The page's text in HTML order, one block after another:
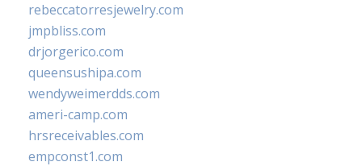
rebeccatorresjewelry.com
jmpbliss.com
drjorgerico.com
queensushipa.com
wendyweimerdds.com
ameri-camp.com
hrsreceivables.com
empconst1.com